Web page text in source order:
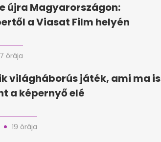
újra Magyarországon:
a Viasat Film helyén
órája
világháborús játék, ami ma is
a képernyő elé
19 órája